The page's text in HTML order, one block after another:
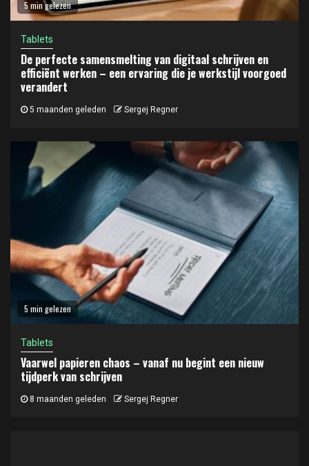
5 min gelezen
Tablets
De perfecte samensmelting van digitaal schrijven en
efficiënt werken – een ervaring die je werkstijl voorgoed
verandert
5 maanden geleden Sergej Regner
5 min gelezen
Tablets
Vaarwel papieren chaos – vanaf nu begint een nieuw
tijdperk van schrijven
8 maanden geleden Sergej Regner